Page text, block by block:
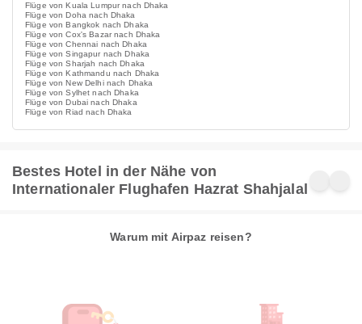
Flüge von Kuala Lumpur nach Dhaka
Flüge von Doha nach Dhaka
Flüge von Bangkok nach Dhaka
Flüge von Cox's Bazar nach Dhaka
Flüge von Chennai nach Dhaka
Flüge von Singapur nach Dhaka
Flüge von Sharjah nach Dhaka
Flüge von Kathmandu nach Dhaka
Flüge von New Delhi nach Dhaka
Flüge von Sylhet nach Dhaka
Flüge von Dubai nach Dhaka
Flüge von Riad nach Dhaka
Bestes Hotel in der Nähe von
Internationaler Flughafen Hazrat Shahjalal
Warum mit Airpaz reisen?